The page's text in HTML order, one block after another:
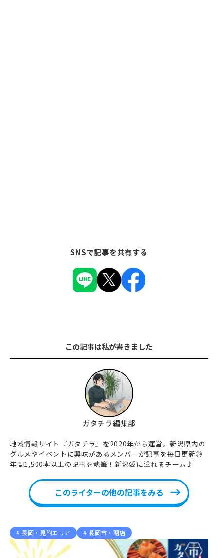
SNSで記事を共有する
この記事は私が書きました
ガタチラ編集部
地域情報サイト『ガタチラ』を2020年から運営。新潟県内の
グルメやイベントに興味があるメンバーが記事を毎日更新◎
年間1,500本以上の記事を執筆！新潟愛に溢れるチーム♪
このライターの他の記事をみる
長岡・見附エリア 長岡市・閉店